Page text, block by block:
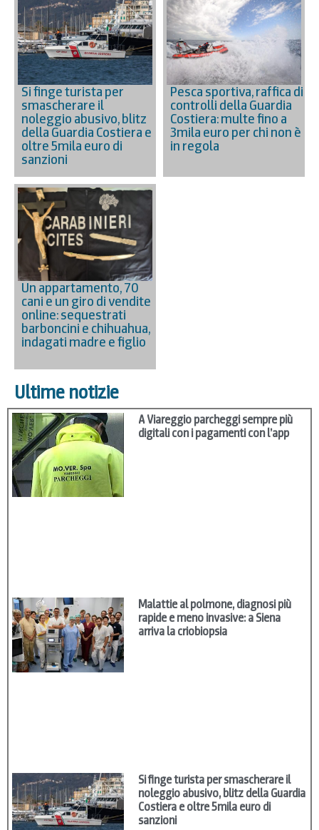
Si finge turista per
smascherare il
noleggio abusivo, blitz
della Guardia Costiera e
oltre 5mila euro di
sanzioni
Pesca sportiva, raffica di
controlli della Guardia
Costiera: multe fino a
3mila euro per chi non è
in regola
Un appartamento, 70
cani e un giro di vendite
online: sequestrati
barboncini e chihuahua,
indagati madre e figlio
Ultime notizie
A Viareggio parcheggi sempre più
digitali con i pagamenti con l’app
Malattie al polmone, diagnosi più
rapide e meno invasive: a Siena
arriva la criobiopsia
Si finge turista per smascherare il
noleggio abusivo, blitz della Guardia
Costiera e oltre 5mila euro di
sanzioni